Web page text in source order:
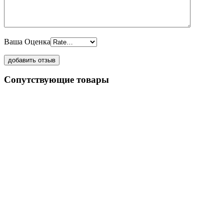
Ваша Оценка
Сопутствующие товары